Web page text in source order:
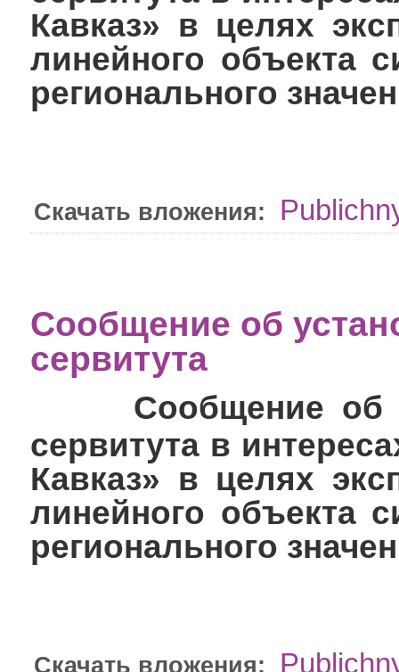
Кавказ» в целях
линейного объекта
регионального
Скачать вложения:
Сообщение об
сервитута
Сообщение об
сервитута в
Кавказ» в целях
линейного объекта
регионального
Скачать вложения: